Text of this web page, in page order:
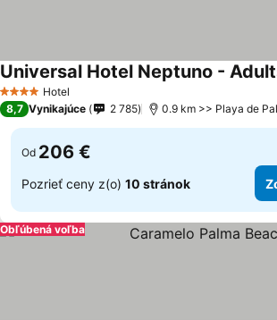
4 Počet hviezdičiek
Hotel
Universal Hotel Neptuno -
8,7 Vynikajúce 2 785 0.9 km >> Playa de
Od 206 €
Pozrieť ceny z(o) 10 stránok
Obľúbená voľba